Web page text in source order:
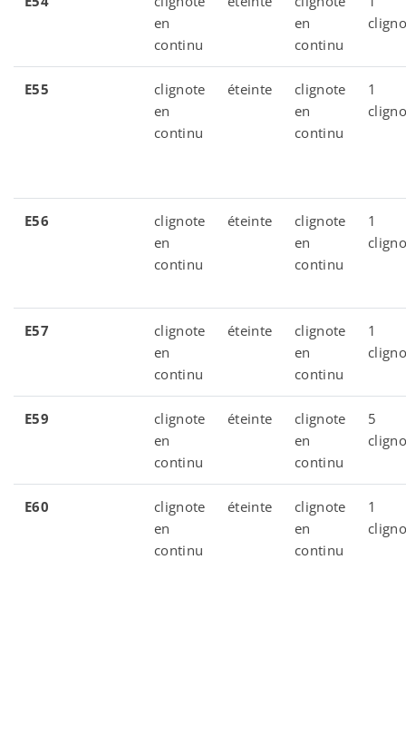
en
continu
en
continu
E55
clignote
en
continu
éteinte
clignote
en
continu
1
E56
clignote
en
continu
éteinte
clignote
en
continu
1
E57
clignote
en
continu
éteinte
clignote
en
continu
1
E59
clignote
en
continu
éteinte
clignote
en
continu
5
E60
clignote
en
continu
éteinte
clignote
en
continu
1